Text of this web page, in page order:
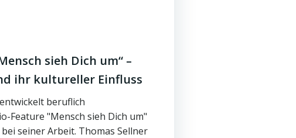
sieh Dich um“ –
ihr kultureller Einfluss
beruflich
Feature "Mensch sieh Dich um"
seiner Arbeit. Thomas Sellner